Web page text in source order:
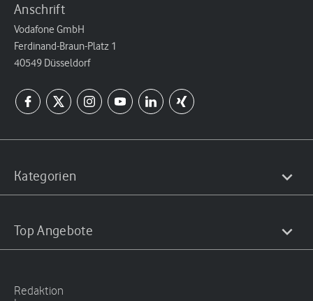
Anschrift
Vodafone GmbH
Ferdinand-Braun-Platz 1
40549 Düsseldorf
Kategorien
Top Angebote
Redaktion